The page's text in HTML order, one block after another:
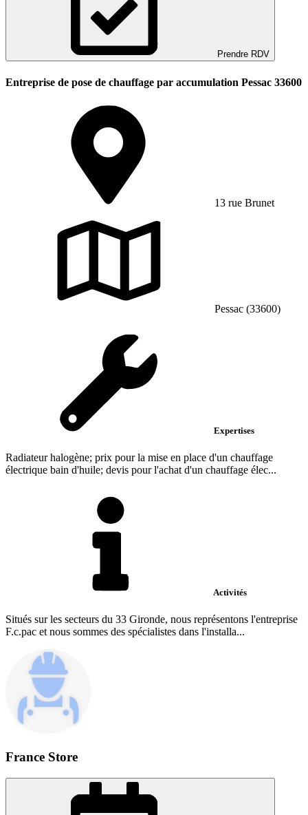
Prendre RDV
Entreprise de pose de chauffage par accumulation Pessac 33600
13 rue Brunet
Pessac (33600)
Expertises
Radiateur halogène; prix pour la mise en place d'un chauffage
électrique bain d'huile; devis pour l'achat d'un chauffage élec...
Activités
Situés sur les secteurs du 33 Gironde, nous représentons l'entreprise
F.c.pac et nous sommes des spécialistes dans l'installa...
France Store